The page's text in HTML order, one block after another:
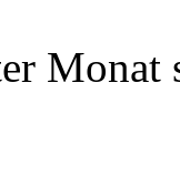
Monat